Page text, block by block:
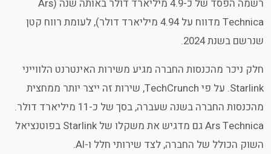
רשמה הפסד של כ-4.9 מיליארד דולר באותה שנה (Ars
Technica מדווח על 4.94 מיליארד דולר), לעומת רווח קטן
שנרשם בשנת 2024.
חלק ניכר מהכנסות החברה מגיע משירות האינטרנט הלווייני
Starlink. על פי TechCrunch, שירות זה ייצר יותר ממחצית
מהכנסות החברה בשנה שעברה, בסך של כ-11 מיליארד דולר.
Ars Technica גם מדגיש את משקלו של Starlink בפוטנציאל
השוק הכולל של החברה, לצד שירותי חלל ו-AI.